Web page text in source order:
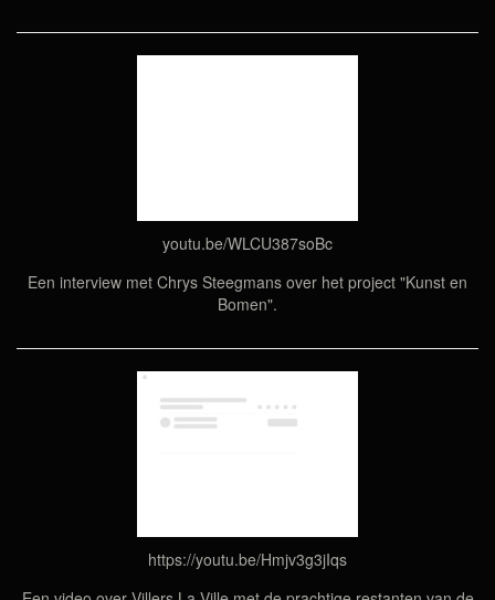
youtu.be/WLCU387soBc
Een interview met Chrys Steegmans over het project "Kunst en
Bomen".
https://youtu.be/Hmjv3g3jIqs